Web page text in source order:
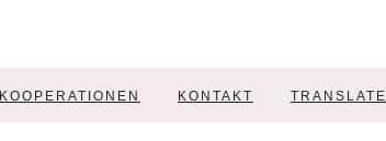
KOOPERATIONEN KONTAKT TRANSLATE